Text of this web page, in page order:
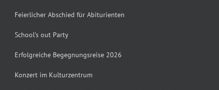
Feierlicher Abschied für Abiturienten
School’s out Party
Erfolgreiche Begegnungsreise 2026
Konzert im Kulturzentrum